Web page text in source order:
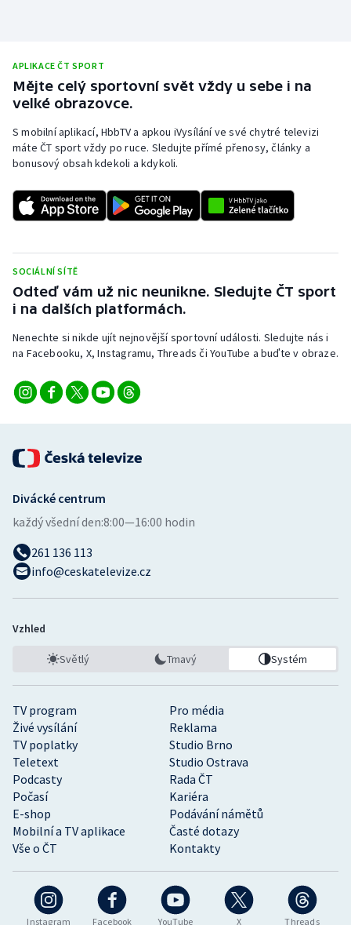
APLIKACE ČT SPORT
Mějte celý sportovní svět vždy u sebe i na
velké obrazovce.
S mobilní aplikací, HbbTV a apkou iVysílání ve své chytré televizi
máte ČT sport vždy po ruce. Sledujte přímé přenosy, články a
bonusový obsah kdekoli a kdykoli.
SOCIÁLNÍ SÍTĚ
Odteď vám už nic neunikne. Sledujte ČT sport
i na dalších platformách.
Nenechte si nikde ujít nejnovější sportovní události. Sledujte nás i
na Facebooku, X, Instagramu, Threads či YouTube a buďte v obraze.
Instagram Facebook YouTube X Threads
TV program
Pro média
Živé vysílání
Reklama
TV poplatky
Studio Brno
Teletext
Studio Ostrava
Podcasty
Rada ČT
Počasí
Kariéra
E-shop
Podávání námětů
Mobilní a TV aplikace
Časté dotazy
Vše o ČT
Kontakty
Divácké centrum
každý všední den:8:00—16:00 hodin
261 136 113
info@ceskatelevize.cz
Vzhled
Světlý Tmavý Systém